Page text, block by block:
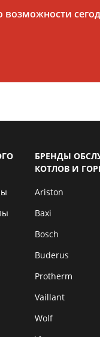
БРЕНДЫ
КОТЛОВ И
Ariston
Baxi
Bosch
Buderus
Protherm
Vaillant
Wolf